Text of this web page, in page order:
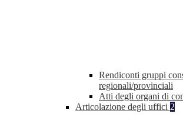
Rendiconti gruppi
regionali/provinciali
Atti degli organi di
Articolazione degli uffici 2